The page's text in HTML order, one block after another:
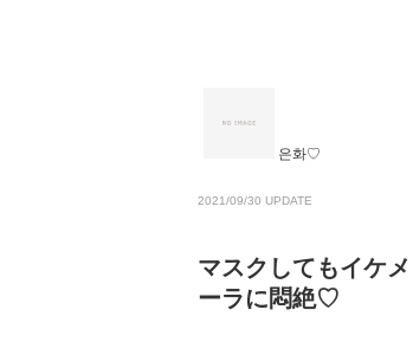
은화♡
2021/09/30 UPDATE
マスクしてもイケ
ーラに悶絶♡